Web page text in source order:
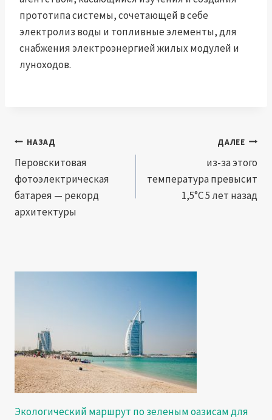
прототипа системы, сочетающей в себе
электролиз воды и топливные элементы, для
снабжения электроэнергией жилых модулей и
луноходов.
Навигация
по
записям
НАЗАД
Перовскитовая
фотоэлектрическая
батарея — рекорд
архитектуры
ДАЛЕЕ
из-за этого
температура превысит
1,5°C 5 лет назад
Экологический маршрут по зеленым оазисам для